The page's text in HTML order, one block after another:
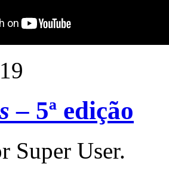
– 5ª edição
Super User.